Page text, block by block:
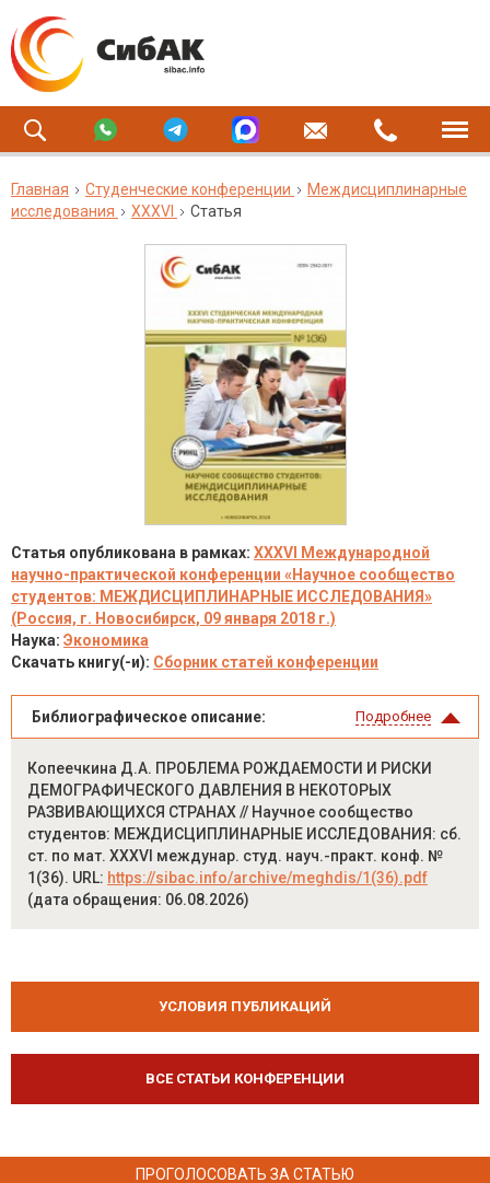
Главная Студенческие конференции
Междисциплинарные
исследования
XXXVI Статья
Статья опубликована в рамках: XXXVI Международной
научно-практической конференции «Научное сообщество
студентов: МЕЖДИСЦИПЛИНАРНЫЕ ИССЛЕДОВАНИЯ»
(Россия, г. Новосибирск, 09 января 2018 г.)
Наука: Экономика
Скачать книгу(-и): Сборник статей конференции
Библиографическое описание: Подробнее
Копеечкина Д.А. ПРОБЛЕМА РОЖДАЕМОСТИ И РИСКИ
ДЕМОГРАФИЧЕСКОГО ДАВЛЕНИЯ В НЕКОТОРЫХ
РАЗВИВАЮЩИХСЯ СТРАНАХ // Научное сообщество
студентов: МЕЖДИСЦИПЛИНАРНЫЕ ИССЛЕДОВАНИЯ: сб.
ст. по мат. XXXVI междунар. студ. науч.-практ. конф. №
1(36). URL: https://sibac.info/archive/meghdis/1(36).pdf
(дата обращения: 06.08.2026)
УСЛОВИЯ ПУБЛИКАЦИЙ
ВСЕ СТАТЬИ КОНФЕРЕНЦИИ
ПРОГОЛОСОВАТЬ ЗА СТАТЬЮ